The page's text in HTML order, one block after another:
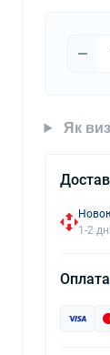
Як
1-2 дні
Оплата